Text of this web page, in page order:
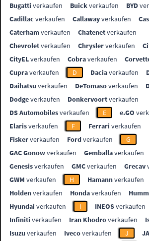
Bugatti verkaufen Buickverkaufen BYD
Cadillac verkaufen Callawayverkaufen
Caterhamverkaufen Chatenetverkaufen
Chevroletverkaufen Chryslerverkaufen
CityELverkaufen Cobraverkaufen
Cupraverkaufen D Daciaverkaufen
Daihatsu verkaufen DeTomasoverkaufen
Dodgeverkaufen Donkervoortverkaufen
DS Automobilesverkaufen E e.GO
Elarisverkaufen F Ferrari verkaufen
Fiskerverkaufen Fordverkaufen
G
GAC Gonowverkaufen Gemballaverkaufen
Genesisverkaufen GMCverkaufen Grecav
GWM verkaufen H Hamannverkaufen
Holdenverkaufen Hondaverkaufen
Hyundai verkaufen I INEOSverkaufen
Infiniti verkaufen Iran Khodroverkaufen
Isuzu verkaufen Ivecoverkaufen J